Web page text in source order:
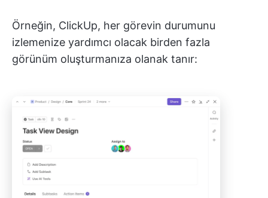
Örneğin, ClickUp, her görevin durumunu
izlemenize yardımcı olacak birden fazla
görünüm oluşturmanıza olanak tanır: